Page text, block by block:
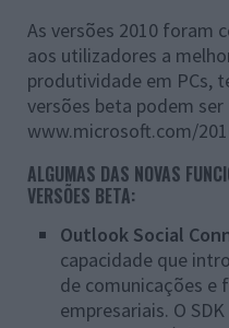
As versões 2010 foram
aos utilizadores a
produtividade em PCs,
versões beta podem
www.microsoft.com/
ALGUMAS DAS NOVAS
VERSÕES BETA:
Outlook Social
capacidade que
de comunicações e
empresariais. O